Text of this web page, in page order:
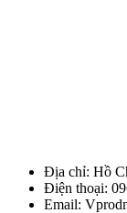
Địa chỉ: Hồ
Điện thoại:
Email: